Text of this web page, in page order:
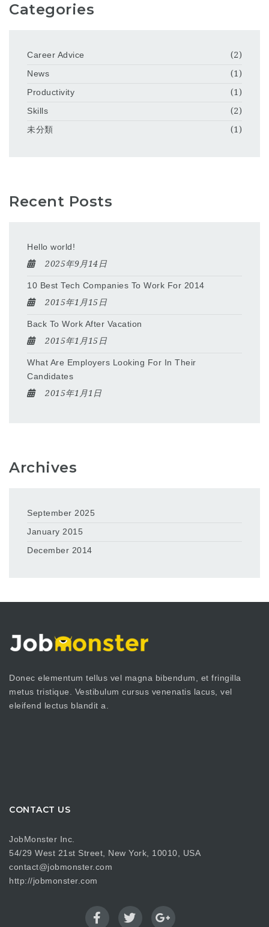
Categories
Career Advice
(2)
News
(1)
Productivity
(1)
Skills
(2)
未分類
(1)
Recent Posts
Hello world!
2025年9月14日
10 Best Tech Companies To Work For 2014
2015年1月15日
Back To Work After Vacation
2015年1月15日
What Are Employers Looking For In Their
Candidates
2015年1月1日
Archives
September 2025
January 2015
December 2014
Donec elementum tellus vel magna bibendum, et fringilla
metus tristique. Vestibulum cursus venenatis lacus, vel
eleifend lectus blandit a.
CONTACT US
JobMonster Inc.
54/29 West 21st Street, New York, 10010, USA
contact@jobmonster.com
http://jobmonster.com